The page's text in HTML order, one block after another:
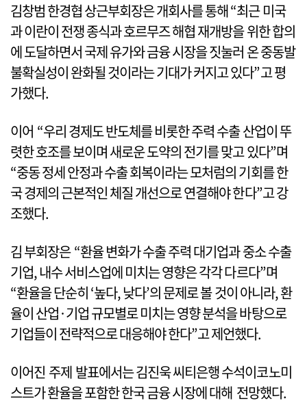
김창범 한경협 상근부회장은 개회사를 통해 “최근 미국
과 이란이 전쟁 종식과 호르무즈 해협 재개방을 위한 합의
에 도달하면서 국제 유가와 금융 시장을 짓눌러 온 중동발
불확실성이 완화될 것이라는 기대가 커지고 있다”고 평
가했다.
이어 “우리 경제도 반도체를 비롯한 주력 수출 산업이 뚜
렷한 호조를 보이며 새로운 도약의 전기를 맞고 있다”며
“중동 정세 안정과 수출 회복이라는 모처럼의 기회를 한
국 경제의 근본적인 체질 개선으로 연결해야 한다”고 강
조했다.
김 부회장은 “환율 변화가 수출 주력 대기업과 중소 수출
기업, 내수 서비스업에 미치는 영향은 각각 다르다”며
“환율을 단순히 ‘높다, 낮다’의 문제로 볼 것이 아니라, 환
율이 산업·기업 규모별로 미치는 영향 분석을 바탕으로
기업들이 전략적으로 대응해야 한다”고 제언했다.
이어진 주제 발표에서는 김진욱 씨티은행 수석이코노미
스트가 환율을 포함한 한국 금융 시장에 대해 전망했다.